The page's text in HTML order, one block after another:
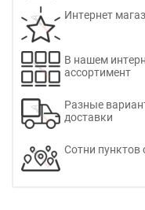
Интернет
В нашем
ассортимент
Разные
доставки
Сотни пунктов